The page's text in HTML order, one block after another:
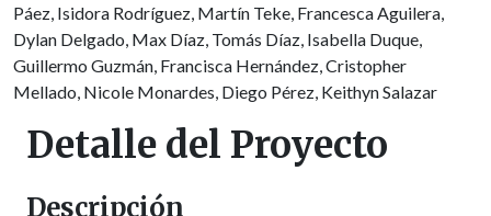
Páez, Isidora Rodríguez, Martín Teke, Francesca Aguilera,
Dylan Delgado, Max Díaz, Tomás Díaz, Isabella Duque,
Guillermo Guzmán, Francisca Hernández, Cristopher
Mellado, Nicole Monardes, Diego Pérez, Keithyn Salazar
Detalle del Proyecto
Descripción